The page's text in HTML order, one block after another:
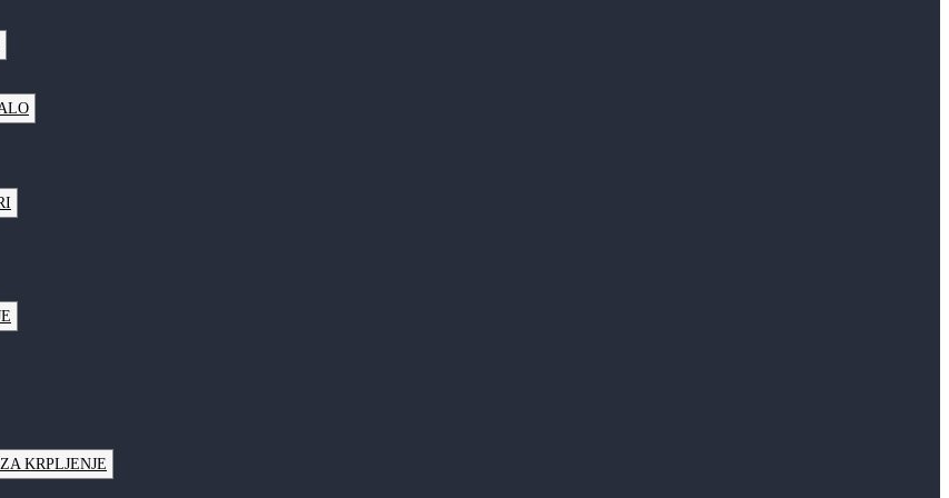
KRPLJENJE